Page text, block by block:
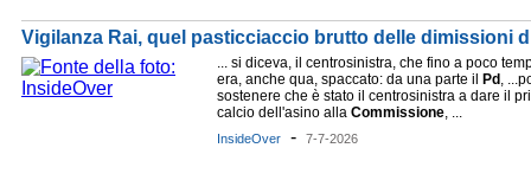
Vigilanza Rai, quel pasticciaccio brutto delle dimissioni
... si diceva, il centrosinistra, che fino a poco
era, anche qua, spaccato: da una parte il
Pd ,
sostenere che è stato il centrosinistra a dare il
calcio dell'asino alla Commissione, ...
InsideOver - 7-7-2026